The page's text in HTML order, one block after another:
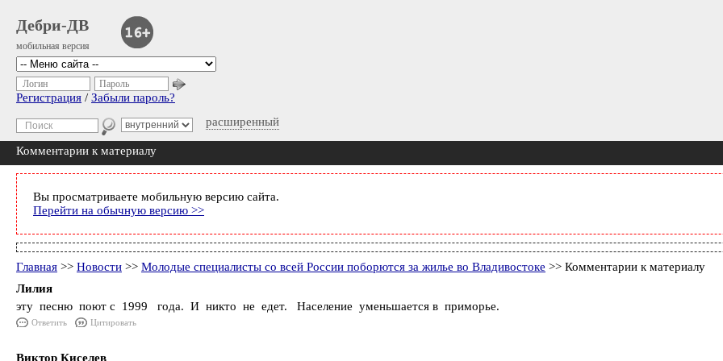
Дебри-ДВ
мобильная версия
расширенный
Логин Пароль
Регистрация / Забыли пароль?
Комментарии к материалу
Вы просматриваете мобильную версию сайта.
Перейти на обычную версию >>
Главная >> Новости >> Молодые специалисты со всей России поборются за жилье во Владивостоке >> Комментарии к материалу
Лилия
эту песню поют с 1999 года. И никто не едет. Население уменьшается в приморье.
Ответить Цитировать
Виктор Киселев